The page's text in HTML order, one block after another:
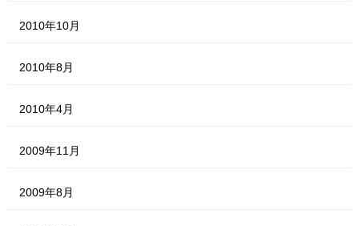
2010年10月
2010年8月
2010年4月
2009年11月
2009年8月